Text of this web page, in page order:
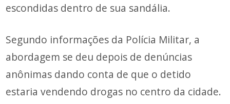
escondidas dentro de sua sandália.
Segundo informações da Polícia Militar, a
abordagem se deu depois de denúncias
anônimas dando conta de que o detido
estaria vendendo drogas no centro da cidade.